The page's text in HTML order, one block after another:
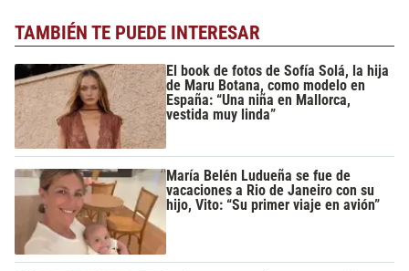
TAMBIÉN TE PUEDE INTERESAR
El book de fotos de Sofía Solá, la hija
de Maru Botana, como modelo en
España: “Una niña en Mallorca,
vestida muy linda”
María Belén Ludueña se fue de
vacaciones a Rio de Janeiro con su
hijo, Vito: “Su primer viaje en avión”